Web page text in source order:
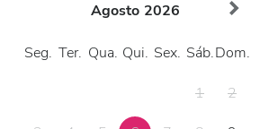
Agosto 2026
Seg. Ter. Qua. Qui. Sex. Sáb.Dom.
1
2